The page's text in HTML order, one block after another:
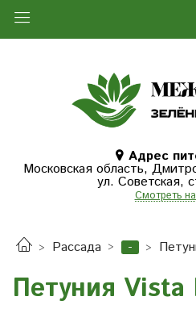
Адрес
Московская область,
ул. Советская,
Смотреть
Рассада -
Петуния Vista